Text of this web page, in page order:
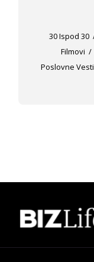
30 Ispod 30
Filmovi
Poslovne Vesti